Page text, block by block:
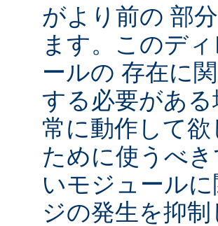
がより前の 部
ます。このデ
ールの 存在に
する必要があ
常に動作して
ために使うべ
いモジュール
ジの発生を抑